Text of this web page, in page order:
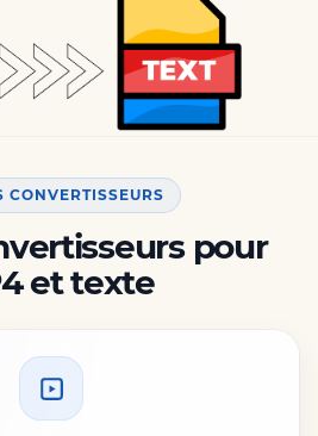
CONVERTISSEURS
pour
et texte